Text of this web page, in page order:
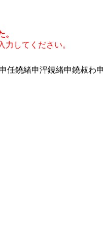
。
力してください。
任鐃緒申泙鐃緒申鐃叔わ